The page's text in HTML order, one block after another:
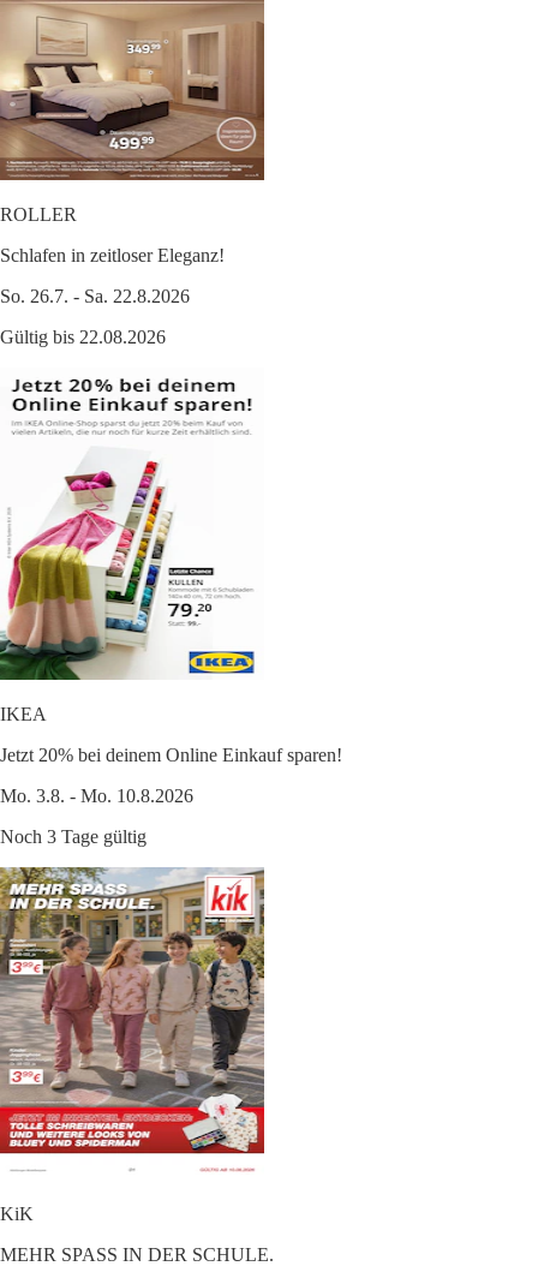
ROLLER
Schlafen in zeitloser Eleganz!
So. 26.7. - Sa. 22.8.2026
Gültig bis 22.08.2026
IKEA
Jetzt 20% bei deinem Online Einkauf sparen!
Mo. 3.8. - Mo. 10.8.2026
Noch 3 Tage gültig
KiK
MEHR SPASS IN DER SCHULE.